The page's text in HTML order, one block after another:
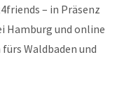
– in Präsenz
Hamburg und online
Waldbaden und